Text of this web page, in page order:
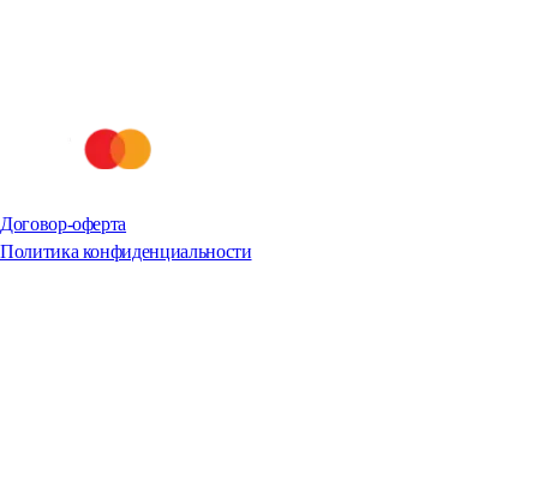
Договор-оферта
Политика конфиденциальности